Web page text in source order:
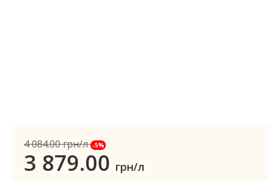
4 084.00грн/л -5%
3 879.00 грн/л